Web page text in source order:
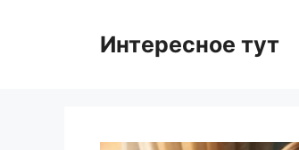
Интересное тут